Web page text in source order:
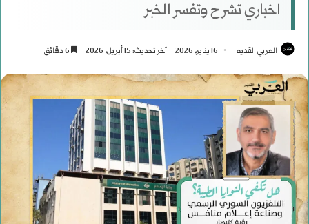
اخباري تشرح وتفسر الخبر
العربي القديم 16 يناير، 2026 آخر تحديث: 15 أبريل، 2026